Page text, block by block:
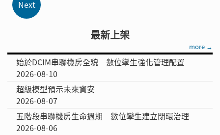
最新上架
more →
始於DCIM串聯機房全貌 數位孿生強化管理配置
2026-08-10
超級模型預示未來資安
2026-08-07
五階段串聯機房生命週期 數位孿生建立閉環治理
2026-08-06